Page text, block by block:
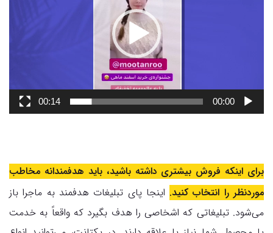
00:00
00:14
برای اینکه فروش بیشتری داشته باشید، باید هدفمندانه مخاطب
موردنظر را انتخاب کنید. اینجا پای تبلیغات هدفمند به ماجرا باز
می‌شود. تبلیغاتی که اشخاصی را هدف بگیرد که واقعاً به خدمت